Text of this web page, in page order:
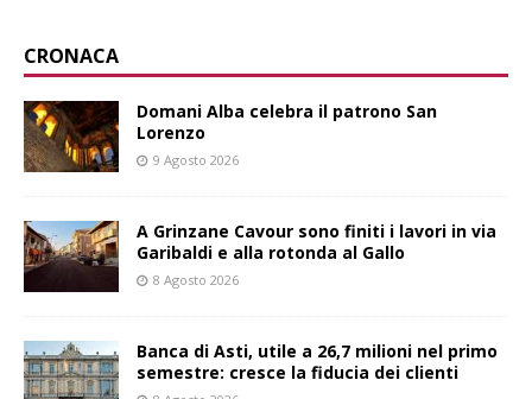
CRONACA
Domani Alba celebra il patrono San
Lorenzo
9 Agosto 2026
A Grinzane Cavour sono finiti i lavori in via
Garibaldi e alla rotonda al Gallo
8 Agosto 2026
Banca di Asti, utile a 26,7 milioni nel primo
semestre: cresce la fiducia dei clienti